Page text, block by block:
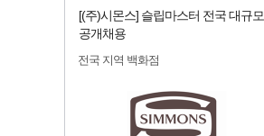
[(주)시몬스] 슬립마스터 전국 대규모
공개채용
전국 지역 백화점